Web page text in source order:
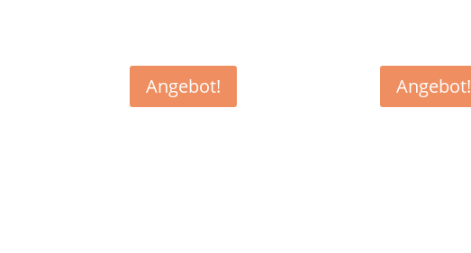
Angebot! Angebot!